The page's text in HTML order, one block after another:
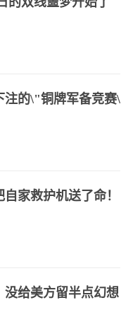
的\"铜牌军备竞赛\"
家救护机送了命！
没给美方留半点幻想